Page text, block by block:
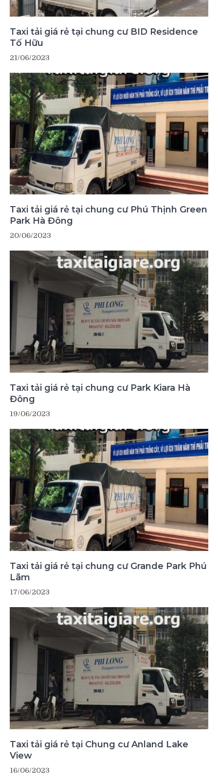
Taxi tải giá rẻ tại chung cư BID Residence
Tố Hữu
21/06/2023
Taxi tải giá rẻ tại chung cư Phú Thịnh Green
Park Hà Đông
20/06/2023
Taxi tải giá rẻ tại chung cư Park Kiara Hà
Đông
19/06/2023
Taxi tải giá rẻ tại chung cư Grande Park Phú
Lãm
17/06/2023
Taxi tải giá rẻ tại Chung cư Anland Lake
View
16/06/2023